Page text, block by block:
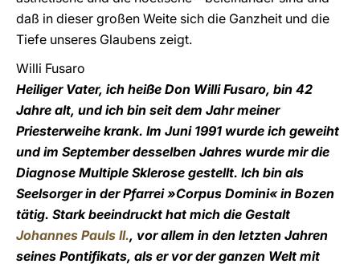
daß in dieser großen Weite sich die Ganzheit und die
Tiefe unseres Glaubens zeigt.
Willi Fusaro
Heiliger Vater, ich heiße Don Willi Fusaro, bin 42
Jahre alt, und ich bin seit dem Jahr meiner
Priesterweihe krank. Im Juni 1991 wurde ich geweiht
und im September desselben Jahres wurde mir die
Diagnose Multiple Sklerose gestellt. Ich bin als
Seelsorger in der Pfarrei »Corpus Domini« in Bozen
tätig. Stark beeindruckt hat mich die Gestalt
Johannes Pauls II., vor allem in den letzten Jahren
seines Pontifikats, als er vor der ganzen Welt mit